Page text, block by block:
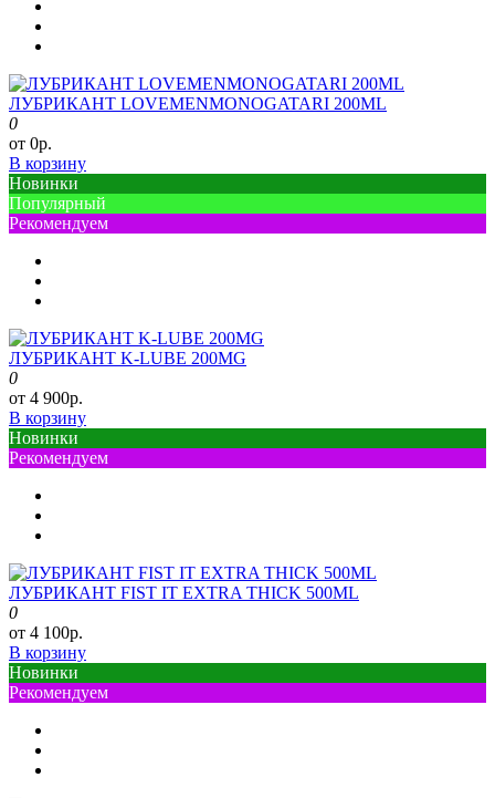
ЛУБРИКАНТ LOVEMENMONOGATARI 200ML
0
от 0р.
В корзину
Новинки
Популярный
Рекомендуем
ЛУБРИКАНТ K-LUBE 200MG
0
от 4 900р.
В корзину
Новинки
Рекомендуем
ЛУБРИКАНТ FIST IT EXTRA THICK 500ML
0
от 4 100р.
В корзину
Новинки
Рекомендуем